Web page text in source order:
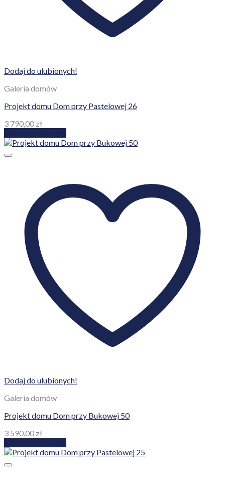
Dodaj do ulubionych!
Galeria domów
Projekt domu Dom przy Pastelowej 26
3 790,00 zł
Dodaj do ulubionych!
Galeria domów
Projekt domu Dom przy Bukowej 50
3 590,00 zł